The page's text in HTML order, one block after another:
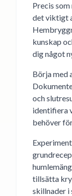
Precis
det viktigt
kunskap
dig något
Börja med
och
identifiera
behöver
tillsätta
skillnader i